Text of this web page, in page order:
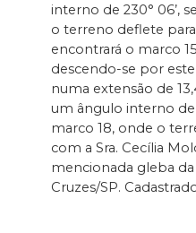
interno de 230° 06’,
o terreno deflete
encontrará o marco
descendo-se por
numa extensão de
um ângulo interno de
marco 18, onde o
com a Sra. Cecília
mencionada gleba da
Cruzes/SP.